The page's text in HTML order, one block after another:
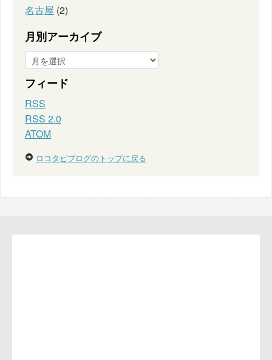
名古屋 (2)
月別アーカイブ
フィード
RSS
RSS 2.0
ATOM
ロコタビブログのトップに戻る